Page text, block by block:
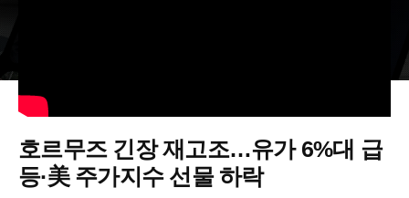
호르무즈 긴장 재고조…유가 6%대 급
등·美 주가지수 선물 하락